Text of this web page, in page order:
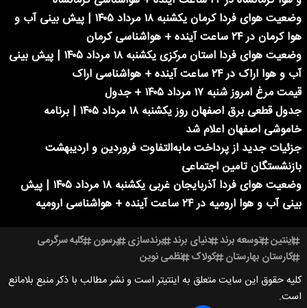
وضعیت هوای فردا کرمان یکشنبه ۱۸ مرداد ۱۴۰۵ | پیش بینی آب و
هوا کرمان در ۲۴ ساعت آینده + هواشناسی کرمان
وضعیت هوای فردا استان مرکزی یکشنبه ۱۸ مرداد ۱۴۰۵ | پیش بینی
آب و هوا اراک در ۲۴ ساعت آینده + هواشناسی اراک
قیمت مرغ امروز شنبه ۱۷ مرداد ۱۴۰۵ + جدول
جدول قطعی برق اصفهان روز یکشنبه ۱۸ مرداد ۱۴۰۵ | برنامه
خاموشی اصفهان اعلام شد
جزئیات جدید از پرداخت مابه‌التفاوت فروردین و اردیبهشت
بازنشستگان تامین اجتماعی
وضعیت هوای فردا آذربایجان غربی یکشنبه ۱۸ مرداد ۱۴۰۵ | پیش
بینی آب و هوا ارومیه در ۲۴ ساعت آینده + هواشناسی ارومیه
اینتین توسعه برند دنیای برند برندسازی پرسون کلبه سرگرمی
کارستان بهارستان کولاک نظمی نوین
کلیه حقوق این سایت متعلق به اینتیتر است و نشر مطالب با ذکر منبع بلامانع
است.